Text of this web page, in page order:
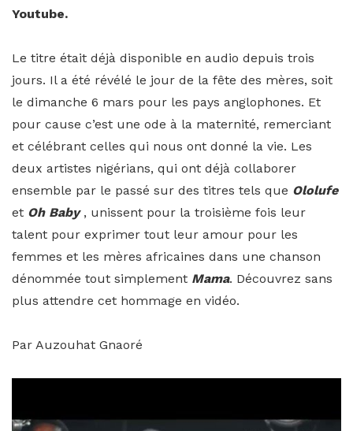
Youtube.
Le titre était déjà disponible en audio depuis trois
jours. Il a été révélé le jour de la fête des mères, soit
le dimanche 6 mars pour les pays anglophones. Et
pour cause c’est une ode à la maternité, remerciant
et célébrant celles qui nous ont donné la vie. Les
deux artistes nigérians, qui ont déjà collaborer
ensemble par le passé sur des titres tels que Ololufe
et Oh Baby, unissent pour la troisième fois leur
talent pour exprimer tout leur amour pour les
femmes et les mères africaines dans une chanson
dénommée tout simplement Mama. Découvrez sans
plus attendre cet hommage en vidéo.
Par Auzouhat Gnaoré